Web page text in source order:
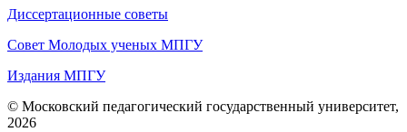
Диссертационные советы
Совет Молодых ученых МПГУ
Издания МПГУ
© Московский педагогический государственный университет,
2026